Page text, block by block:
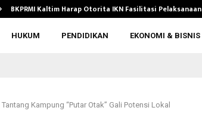
BKPRMI Kaltim Harap Otorita IKN Fasilitasi Pelaksanaan…
HUKUM PENDIDIKAN EKONOMI & BISNIS
Kampung “Putar Otak” Gali Potensi Lokal